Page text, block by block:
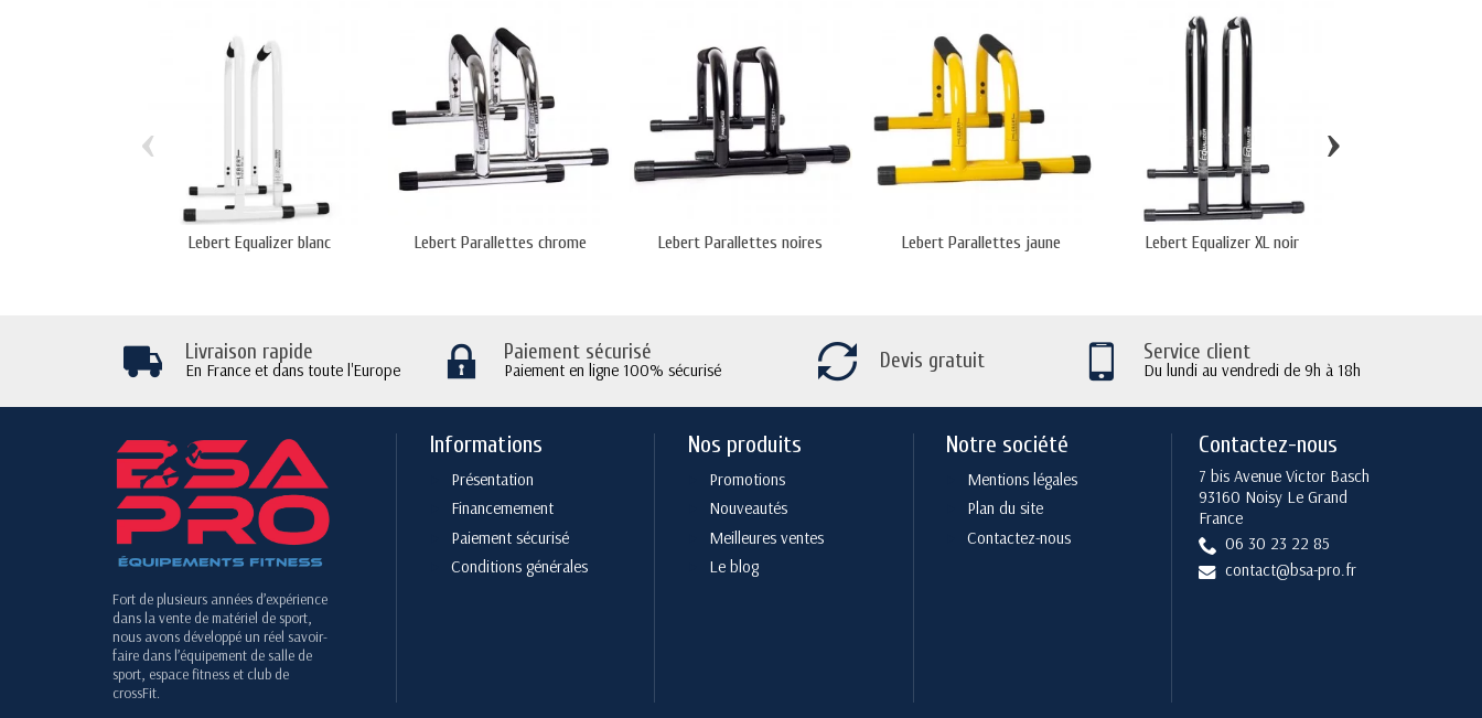
Lebert Equalizer blanc Lebert Parallettes chrome Lebert Parallettes noires Lebert Parallettes jaune Lebert Equalizer XL noir
‹ ›
Livraison rapide
En France et dans toute l'Europe
Paiement sécurisé
Paiement en ligne 100% sécurisé Devis gratuit Service client
Du lundi au vendredi de 9h à 18h
Fort de plusieurs années d’expérience
dans la vente de matériel de sport,
nous avons développé un réel savoir-
faire dans l’équipement de salle de
sport, espace fitness et club de
crossFit.
Informations
Présentation
Financemement
Paiement sécurisé
Conditions générales
Nos produits
Promotions
Nouveautés
Meilleures ventes
Le blog
Notre société
Mentions légales
Plan du site
Contactez-nous
Contactez-nous
7 bis Avenue Victor Basch
93160 Noisy Le Grand
France
06 30 23 22 85
contact@bsa-pro.fr